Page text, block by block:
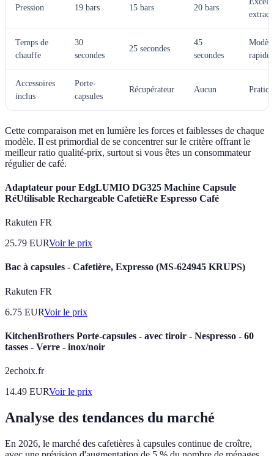
Pression 19 bars 15 bars 20 bars
Temps de
chauffe
30
secondes
25 secondes
45
secondes
rapides
Accessoires
inclus
Porte-
capsules
Récupérateur Aucun
Cette comparaison met en lumière les forces et faiblesses de chaque
modèle. Il est primordial de se concentrer sur le critère offrant le
meilleur ratio qualité-prix, surtout si vous êtes un consommateur
régulier de café.
Adaptateur pour EdgLUMIO DG325 Machine Capsule
RéUtilisable Rechargeable CafetièRe Espresso Café
Rakuten FR
25.79 EURVoir le prix
Bac à capsules - Cafetière, Expresso (MS-624945 KRUPS)
Rakuten FR
6.75 EURVoir le prix
KitchenBrothers Porte-capsules - avec tiroir - Nespresso - 60
tasses - Verre - inox/noir
2echoix.fr
14.49 EURVoir le prix
Analyse des tendances du marché
En 2026, le marché des cafetières à capsules continue de croître,